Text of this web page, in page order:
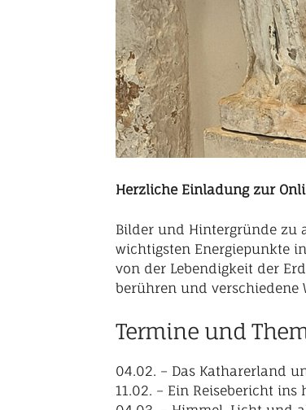
Herzliche Einladung zur
Bilder und Hintergründe zu
wichtigsten Energiepunkte
von der Lebendigkeit der
berühren und verschiedene
Termine und
04.02. – Das Katharerland
11.02. – Ein Reisebericht